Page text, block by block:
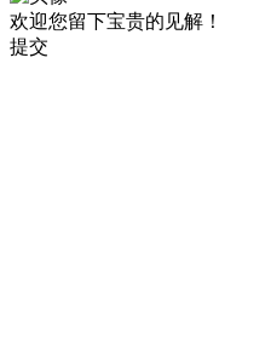
欢迎您留下宝贵的见解！
提交